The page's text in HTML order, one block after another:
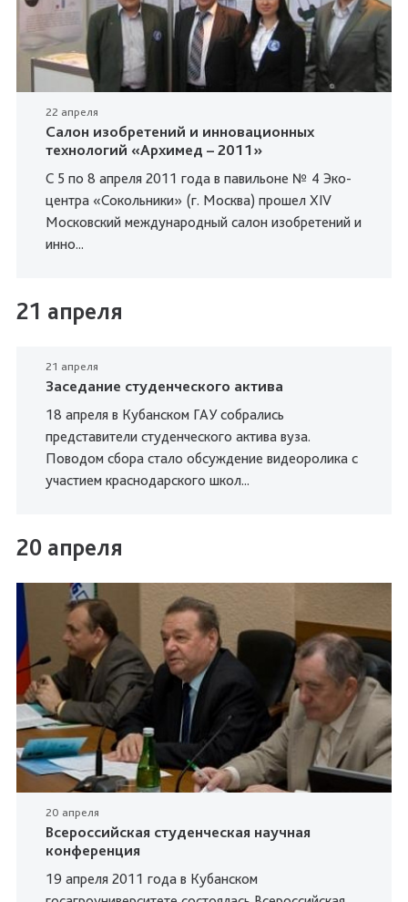
22 апреля
Салон изобретений и инновационных
технологий «Архимед – 2011»
С 5 по 8 апреля 2011 года в павильоне № 4 Эко-
центра «Сокольники» (г. Москва) прошел XIV
Московский международный салон изобретений и
инно...
21 апреля
21 апреля
Заседание студенческого актива
18 апреля в Кубанском ГАУ собрались
представители студенческого актива вуза.
Поводом сбора стало обсуждение видеоролика с
участием краснодарского школ...
20 апреля
20 апреля
Всероссийская студенческая научная
конференция
19 апреля 2011 года в Кубанском